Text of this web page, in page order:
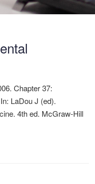
Chapter 37:
LaDou J (ed).
4th ed. McGraw-Hill